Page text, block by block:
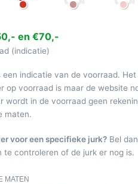
en €70,-
(indicatie)
een indicatie van de voorraad.
op voorraad is maar de website
wordt in de voorraad geen
maten.
voor een specifieke jurk? Bel
te controleren of de jurk er nog is.
MATEN